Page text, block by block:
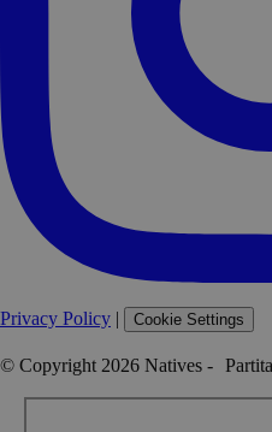
Privacy Policy | Cookie Settings
© Copyright 2026 Natives -